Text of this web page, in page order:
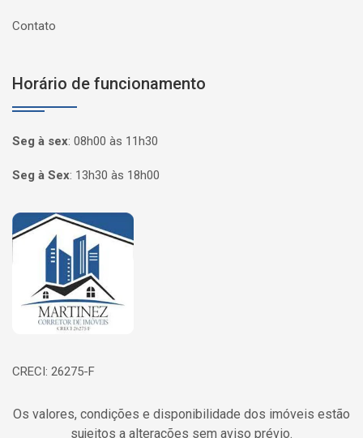
Contato
Horário de funcionamento
Seg à sex: 08h00 às 11h30
Seg à Sex: 13h30 às 18h00
Página inicial
CRECI: 26275-F
Os valores, condições e disponibilidade dos imóveis estão
sujeitos a alterações sem aviso prévio.